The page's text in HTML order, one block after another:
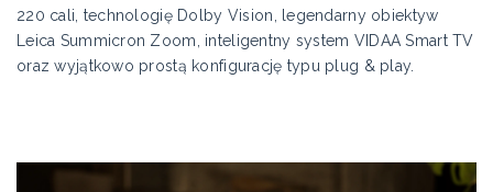
220 cali, technologię Dolby Vision, legendarny obiektyw
Leica Summicron Zoom, inteligentny system VIDAA Smart TV
oraz wyjątkowo prostą konfigurację typu plug & play.